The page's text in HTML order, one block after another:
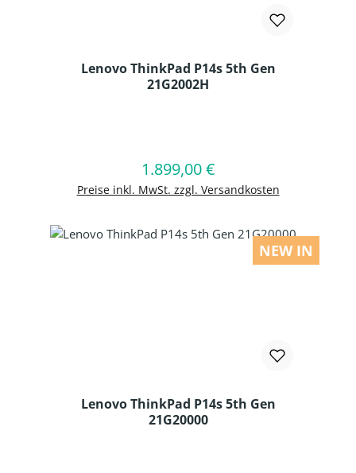
Lenovo ThinkPad P14s 5th Gen
21G2002H
Regulärer Preis:
1.899,00 €
Preise inkl. MwSt. zzgl. Versandkosten
In den Warenkorb
NEW IN
Lenovo ThinkPad P14s 5th Gen
21G20000